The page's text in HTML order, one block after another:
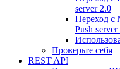
server 2.0
Переход с
Push server
Проверьте себя
REST API